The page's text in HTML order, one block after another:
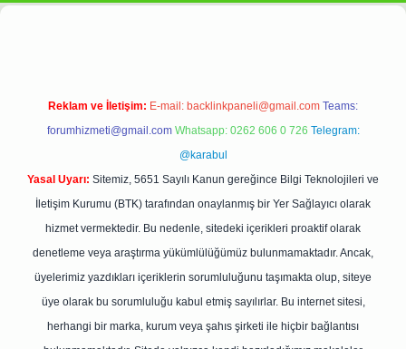
betexpergir.net
Reklam ve İletişim: E-mail: backlinkpaneli@gmail.com Teams:
forumhizmeti@gmail.com Whatsapp: 0262 606 0 726 Telegram:
@karabul
Yasal Uyarı: Sitemiz, 5651 Sayılı Kanun gereğince Bilgi Teknolojileri ve
İletişim Kurumu (BTK) tarafından onaylanmış bir Yer Sağlayıcı olarak
hizmet vermektedir. Bu nedenle, sitedeki içerikleri proaktif olarak
denetleme veya araştırma yükümlülüğümüz bulunmamaktadır. Ancak,
üyelerimiz yazdıkları içeriklerin sorumluluğunu taşımakta olup, siteye
üye olarak bu sorumluluğu kabul etmiş sayılırlar. Bu internet sitesi,
herhangi bir marka, kurum veya şahıs şirketi ile hiçbir bağlantısı